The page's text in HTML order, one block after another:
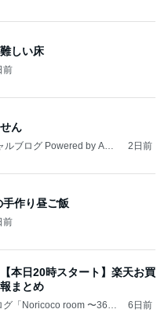
しい床
前
ん
ブログ Powered by Ame
2日前
作り昼ご飯
前
本日20時スタート】楽天お買
まとめ
Noricoco room 〜365
6日前